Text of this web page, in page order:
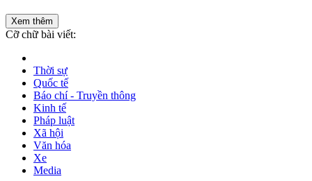
Xem thêm
Cỡ chữ bài viết:
Thời sự
Quốc tế
Báo chí - Truyền thông
Kinh tế
Pháp luật
Xã hội
Văn hóa
Xe
Media